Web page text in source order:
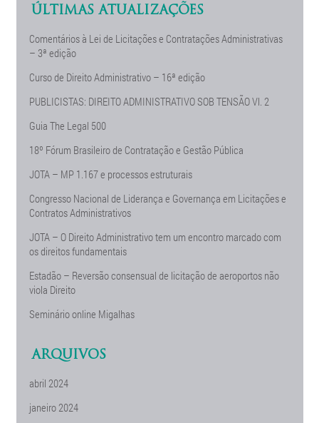
ÚLTIMAS ATUALIZAÇÕES
Comentários à Lei de Licitações e Contratações Administrativas
– 3ª edição
Curso de Direito Administrativo – 16ª edição
PUBLICISTAS: DIREITO ADMINISTRATIVO SOB TENSÃO Vl. 2
Guia The Legal 500
18º Fórum Brasileiro de Contratação e Gestão Pública
JOTA – MP 1.167 e processos estruturais
Congresso Nacional de Liderança e Governança em Licitações e
Contratos Administrativos
JOTA – O Direito Administrativo tem um encontro marcado com
os direitos fundamentais
Estadão – Reversão consensual de licitação de aeroportos não
viola Direito
Seminário online Migalhas
ARQUIVOS
abril 2024
janeiro 2024